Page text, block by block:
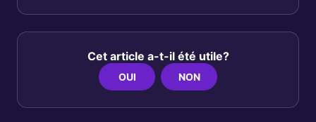
Cet article a-t-il été utile?
OUI NON